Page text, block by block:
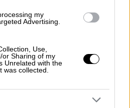
my
Advertising.
Use,
or Sharing of my
Unrelated with the
was collected.
στη Μύκονο που